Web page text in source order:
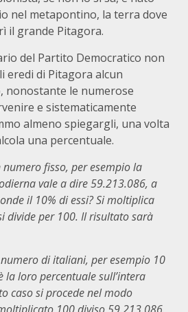
nel metapontino, la terra dove
il grande Pitagora.
del Partito Democratico non
eredi di Pitagora alcun
nonostante le numerose
e sistematicamente
almeno spiegargli, una volta
una percentuale.
fisso, per esempio la
vale a dire 59.213.086, a
il 10% di essi? Si moltiplica
divide per 100. Il risultato sarà
di italiani, per esempio 10
la loro percentuale sull’intera
caso si procede nel modo